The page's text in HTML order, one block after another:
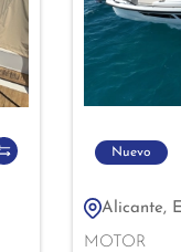
Nuevo
Alicante,
MOTOR